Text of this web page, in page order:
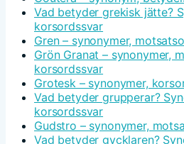
Vad betyder grekisk jätte?
korsordssvar
Gren – synonymer,
Grön Granat – synonymer,
korsordssvar
Grotesk – synonymer,
Vad betyder grupperar?
korsordssvar
Gudstro – synonymer,
Vad betyder gycklaren?